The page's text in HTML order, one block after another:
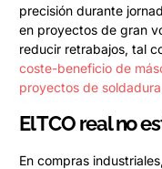
precisión durante
en proyectos de gran
reducir retrabajos, tal
coste-beneficio de
proyectos de soldadura
El TCO real no
En compras